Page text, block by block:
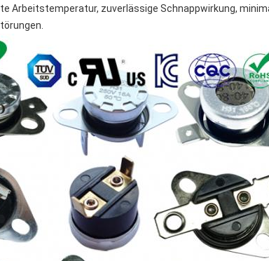
Arbeitstemperatur, zuverlässige Schnappwirkung,